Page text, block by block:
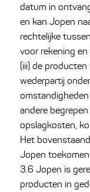
datum in
en kan Jopen
rechtelijke
voor rekening
(iii) de
wederpartij
andere
opslagkosten,
Het
Jopen
3.6 Jopen is
producten in